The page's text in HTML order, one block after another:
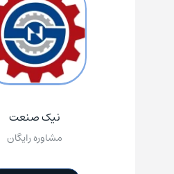
نیک صنعت
مشاوره رایگان